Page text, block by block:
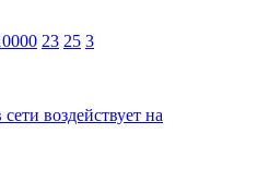
23 25 3
воздействует на